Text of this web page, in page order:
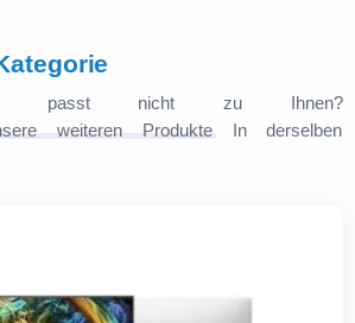
passt nicht zu Ihnen?
weiteren ProdukteIn derselben